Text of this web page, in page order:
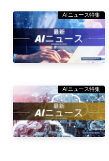
AIニュース特集
AIニュース特集